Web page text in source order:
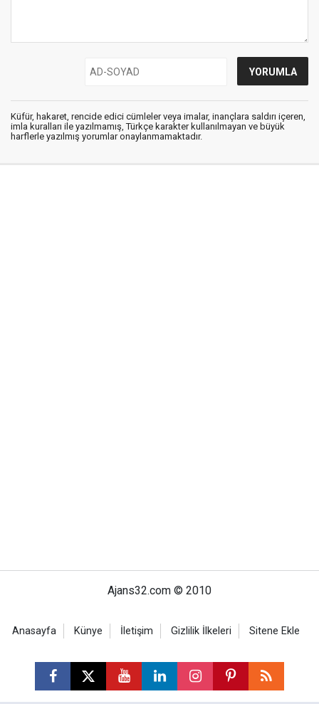
Küfür, hakaret, rencide edici cümleler veya imalar, inançlara saldırı içeren,
imla kuralları ile yazılmamış, Türkçe karakter kullanılmayan ve büyük
harflerle yazılmış yorumlar onaylanmamaktadır.
Ajans32.com © 2010
Anasayfa Künye İletişim Gizlilik İlkeleri Sitene Ekle